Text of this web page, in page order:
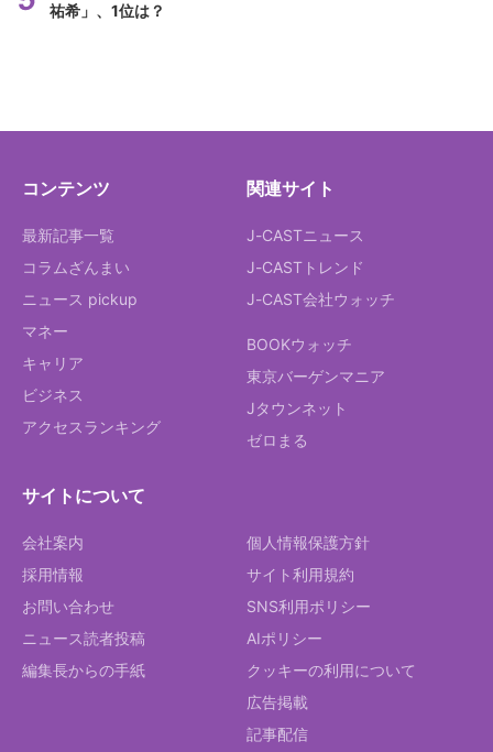
祐希」、1位は？
コンテンツ
最新記事一覧
コラムざんまい
ニュース pickup
マネー
キャリア
ビジネス
アクセスランキング
関連サイト
J-CASTニュース
J-CASTトレンド
J-CAST会社ウォッチ
BOOKウォッチ
東京バーゲンマニア
Jタウンネット
ゼロまる
サイトについて
会社案内
採用情報
お問い合わせ
ニュース読者投稿
編集長からの手紙
個人情報保護方針
サイト利用規約
SNS利用ポリシー
AIポリシー
クッキーの利用について
広告掲載
記事配信